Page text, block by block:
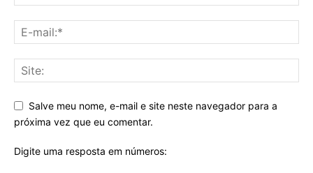
Salve meu nome, e-mail e site neste navegador para a
próxima vez que eu comentar.
Digite uma resposta em números: